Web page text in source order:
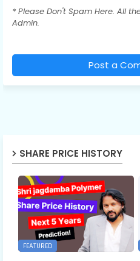
* Please Don't Spam Here. All
Admin.
Post a
SHARE PRICE HISTORY
FEATURED